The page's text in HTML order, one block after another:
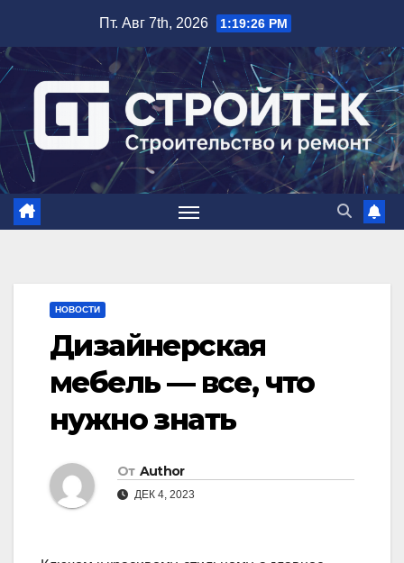
содержимому
Пт. Авг 7th, 2026 1:19:27 PM
НОВОСТИ
Дизайнерская
мебель — все, что
нужно знать
От Author
ДЕК 4, 2023